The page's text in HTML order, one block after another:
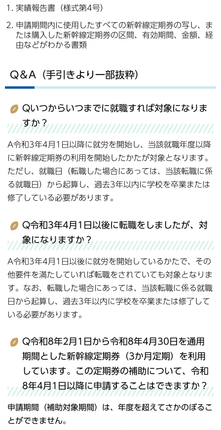
実績報告書（様式第4号）
申請期間内に使用したすべての新幹線定期券の写し、ま
たは購入した新幹線定期券の区間、有効期間、金額、経
由などがわかる書類
Q＆A（手引きより一部抜粋）
Qいつからいつまでに就職すれば対象になりま
すか？
A令和3年4月1日以降に就労を開始し、当該就職年度以降
に新幹線定期券の利用を開始したかたが対象となります。
ただし、就職日（転職した場合にあっては、当該転職に係
る就職日）から起算し、過去3年以内に学校を卒業または
修了している必要があります。
Q令和3年4月1日以後に転職をしましたが、対
象になりますか？
A令和3年4月1日以後に就労を開始しているかたで、その
他要件を満たしていれば転職をされていても対象となりま
す。なお、転職した場合にあっては、当該転職に係る就職
日から起算し、過去3年以内に学校を卒業または修了して
いる必要があります。
Q令和8年2月1日から令和8年4月30日を通用
期間とした新幹線定期券（3か月定期）を利用
しています。この定期券の補助について、令和
8年4月1日以降に申請することはできますか？
申請期間（補助対象期間）は、年度を超えてさかのぼるこ
とができません。